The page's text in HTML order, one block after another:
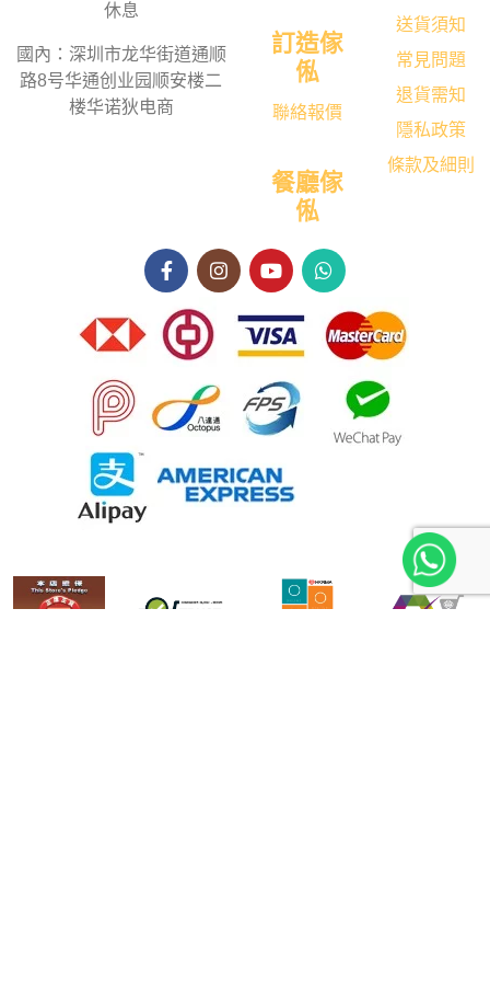
休息
國內：深圳市龙华街道通顺
路8号华通创业园顺安楼二
楼华诺狄电商
訂造傢
俬
聯絡報價
餐廳傢
俬
送貨須知
常見問題
退貨需知
隱私政策
條款及細則